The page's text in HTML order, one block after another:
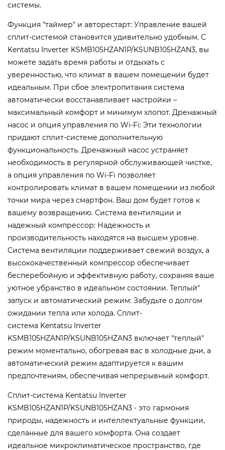
системы.
Функция "таймер" и авторестарт: Управление вашей
сплит-системой становится удивительно удобным. С
Kentatsu Inverter KSMB105HZAN1P/KSUNB105HZAN3, вы
можете задать время работы и отдыхать с
уверенностью, что климат в вашем помещении будет
идеальным. При сбое электропитания система
автоматически восстанавливает настройки –
максимальный комфорт и минимум хлопот. Дренажный
насос и опция управления по Wi-Fi: Эти технологии
придают сплит-системе дополнительную
функциональность. Дренажный насос устраняет
необходимость в регулярной обслуживающей чистке,
а опция управления по Wi-Fi позволяет
контролировать климат в вашем помещении из любой
точки мира через смартфон. Ваш дом будет готов к
вашему возвращению. Система вентиляции и
надежный компрессор: Надежность и
производительность находятся на высшем уровне.
Система вентиляции поддерживает свежий воздух, а
высококачественный компрессор обеспечивает
бесперебойную и эффективную работу, сохраняя ваше
уютное убранство в идеальном состоянии. Теплый"
запуск и автоматический режим: Забудьте о долгом
ожидании тепла или холода. Сплит-
система Kentatsu Inverter
KSMB105HZAN1P/KSUNB105HZAN3 включает "теплый"
режим моментально, обогревая вас в холодные дни, а
автоматический режим адаптируется к вашим
предпочтениям, обеспечивая непрерывный комфорт.
Сплит-система Kentatsu Inverter
KSMB105HZAN1P/KSUNB105HZAN3 - это гармония
природы, надежность и интеллектуальные функции,
сделанные для вашего комфорта. Она создает
идеальное микроклиматическое пространство, где